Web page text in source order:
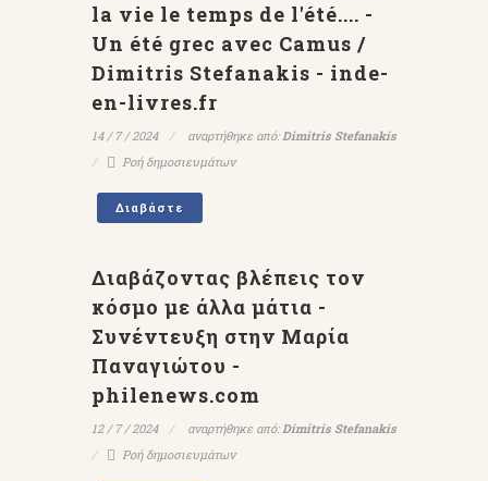
la vie le temps de l'été.... -
Un été grec avec Camus /
Dimitris Stefanakis - inde-
en-livres.fr
14 / 7 / 2024 αναρτήθηκε από:Dimitris Stefanakis
Ροή δημοσιευμάτων
Διαβάστε
Διαβάζοντας βλέπεις τον
κόσμο με άλλα μάτια -
Συνέντευξη στην Μαρία
Παναγιώτου -
philenews.com
12 / 7 / 2024 αναρτήθηκε από:Dimitris Stefanakis
Ροή δημοσιευμάτων